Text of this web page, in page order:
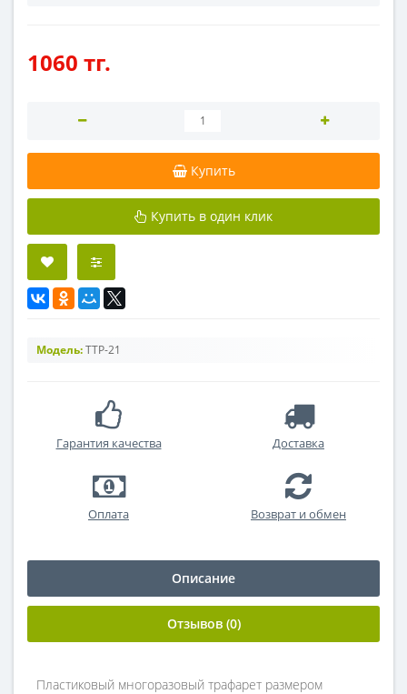
1060 тг.
Купить
Купить в один клик
Модель:ТТР-21
Гарантия качества Доставка
Оплата Возврат и обмен
Описание
Отзывов (0)
Пластиковый многоразовый трафарет размером